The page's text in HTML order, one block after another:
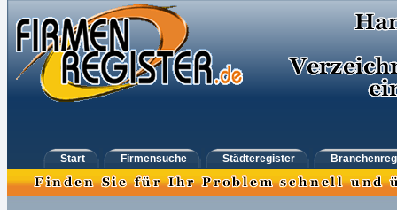
Start Firmensuche Städteregister